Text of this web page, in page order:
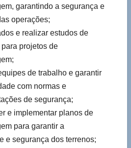
garantindo a segurança e
operações;
e realizar estudos de
projetos de
de trabalho e garantir
com normas e
de segurança;
e implementar planos de
para garantir a
e segurança dos terrenos;